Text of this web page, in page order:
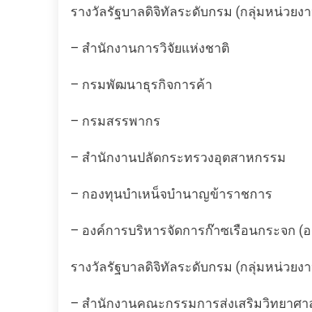
รางวัลรัฐบาลดิจิทัลระดับกรม (กลุ่มหน่วยง
– สำนักงานการวิจัยแห่งชาติ
– กรมพัฒนาธุรกิจการค้า
– กรมสรรพากร
– สำนักงานปลัดกระทรวงอุตสาหกรรม
– กองทุนบำเหน็จบำนาญข้าราชการ
– องค์การบริหารจัดการก๊าซเรือนกระจก (
รางวัลรัฐบาลดิจิทัลระดับกรม (กลุ่มหน่วย
– สำนักงานคณะกรรมการส่งเสริมวิทยาศ